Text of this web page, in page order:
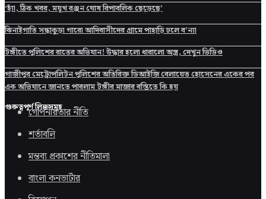
‘হ্যাঁ, ঠিক খবর, ময়ূখ রঞ্জন ঘোষ রিপাবলিক ছেড়েছে’
ঝিনাইগাতি সন্ধাকুড়া গারো আদিবাসীদের গ্রামে পাহাড়ি ঢলে ব’ন্যা
টঙ্গীতে পুলিশের রাতের অভিযান! উদ্ধার হলো ধারালো অস্ত্র, দেখুন ভিডিও
গাজীপুর মেট্রোপলিটন পুলিশের অতিরিক্ত ডিআইজি বেলায়েত হোসেনের একের পর
এক অভিযানে জানতে পারলাম টঙ্গীর মাজার বস্তিতে কি হয়
গুরুত্বপূর্ণ লিঙ্কসমূহ
গোপনীয়তার নীতি
শর্তাবলি
মন্তব্য প্রকাশের নীতিমালা
বাংলা কনভার্টার